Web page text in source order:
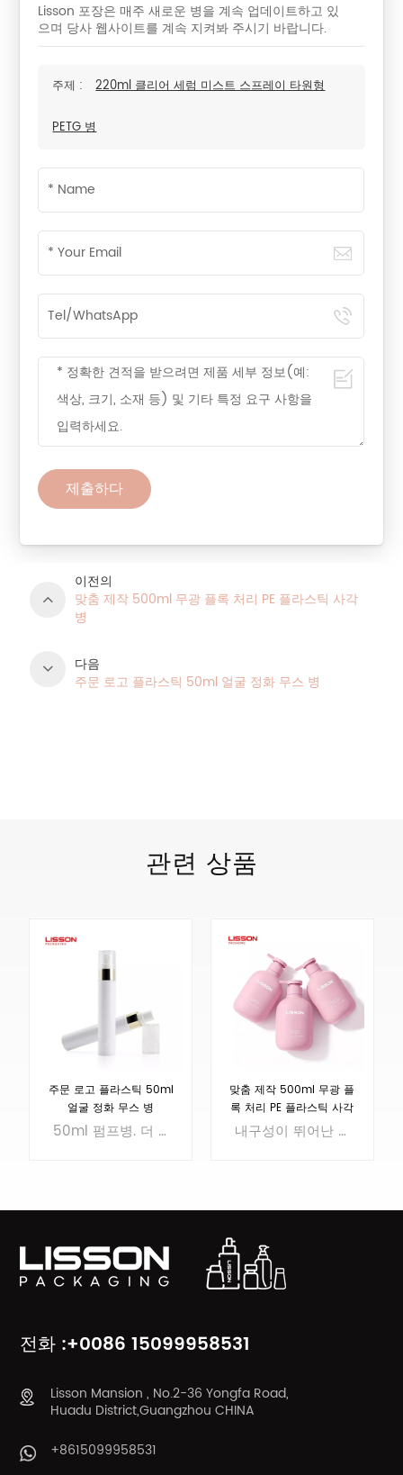
Lisson 포장은 매주 새로운 병을 계속 업데이트하고 있
으며 당사 웹사이트를 계속 지켜봐 주시기 바랍니다.
주제 : 220ml 클리어 세럼 미스트 스프레이 타원형
PETG 병
제출하다
이전의
맞춤 제작 500ml 무광 플록 처리 PE 플라스틱 사각
병
다음
주문 로고 플라스틱 50ml 얼굴 정화 무스 병
관련 상품
주문 로고 플라스틱 50ml
얼굴 정화 무스 병
50ml 펌프병. 더 높은 디자인, 세안 전용
맞춤 제작 500ml 무광 플
록 처리 PE 플라스틱 사각
병
내구성이 뛰어난 PE 소재로 제작된 고급 500ml 무광 사각 디스펜서로, 세련된 부드러운 촉감을 제공하며 팬톤 컬러 매칭 및 전문 로고 인쇄를 포함한 포괄적인 OEM 서비스를 제공합니다.
전화 :+0086 15099958531
Lisson Mansion , No.2-36 Yongfa Road,
Huadu District,Guangzhou CHINA
+8615099958531